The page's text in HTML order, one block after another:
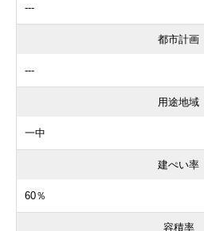
---
都市計画
---
用途地域
一中
建ぺい率
60％
容積率